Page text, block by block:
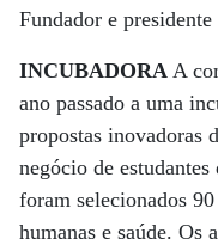
Fundador e
INCUBADORA A
ano passado a uma
propostas inovadoras
negócio de
foram selecionados
humanas e saúde. Os